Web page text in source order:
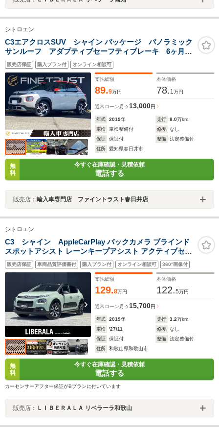
シトロエン
C3エアクロスSUV シャイン パッケージ パノラミック
サンルーフ アダプティブセーフティブレーキ 6ヶ月走
行距離無制限保証付 ディスプレイオーディオ LEDヘ
ッドライト アクティブセーフティブレーキ クリアラ
ンスソナー ブラインドスポットモニター
販売店保証 購入プラン付 オンライン相談可
支払総額
89.9万円
本体価格
78. 1万円
通常ローン 月々13,000円
年式 2019年 走行 8.0万km
車検
車検整備付 修復
なし
保証
保証付 整備
法定整備付
住所
愛知県春日井市
無
料
今すぐ在庫確認・見積依頼
電話する
販売店： 輸入車専門店 ファイントラスト春日井店
シトロエン
C3 シャイン AppleCarPlay バックカメラ ブラインド
スポットアシスト レーンキープアシスト アクティブセー
フティブレーキ クルーズコントロール スマートキー プッ
シュスタート ステアリングスイッチ 純16インチAW ETC
販売店保証 車両品質評価書付 購入プラン付 オンライン相談可 360°画像付
支払総額
129.8万円
本体価格
122.5万円
通常ローン 月々15,700円
年式 2019年 走行 3.2万km
車検
'27/11 修復
なし
保証
保証付 整備
法定整備付
住所
和歌山県和歌山市
無
料
今すぐ在庫確認・見積依頼
電話する
カーセンサーアフター保証がBプランに付いています
販売店： ＬＩＢＥＲＡＬＡ リベラーラ和歌山